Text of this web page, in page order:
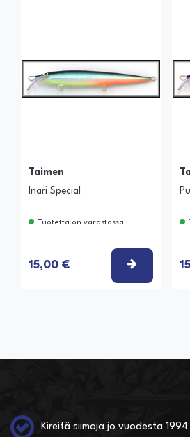
Taimen
Inari Special
Tuotetta on varastossa
15,00 € VALITSE
Kireitä siimoja jo vuodesta 1994